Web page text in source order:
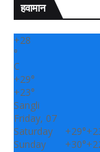
हवामान
+28
°
C
+29°
+23°
Sangli
Friday, 07
Saturday
+29°+
Sunday
+30°+